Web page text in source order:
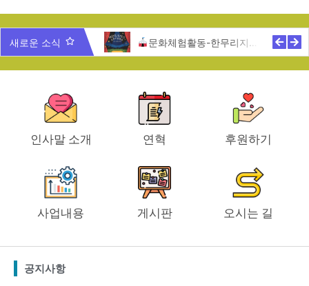
새로운 소식문화체험활동-한무리지역아동센터 과학동아리 체험학습-한무리지역아
인사말 소개 연혁 후원하기
사업내용 게시판 오시는 길
공지사항